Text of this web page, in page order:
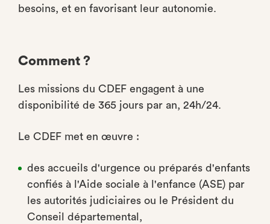
besoins, et en favorisant leur autonomie.
Comment ?
Les missions du CDEF engagent à une
disponibilité de 365 jours par an, 24h/24.
Le CDEF met en œuvre :
des accueils d'urgence ou préparés d'enfants
conﬁés à l'Aide sociale à l'enfance (ASE) par
les autorités judiciaires ou le Président du
Conseil départemental,